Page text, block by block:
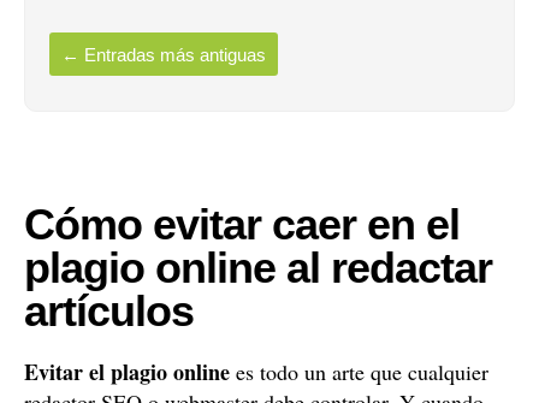
← Entradas más antiguas
Cómo evitar caer en el
plagio online al redactar
artículos
Evitar el plagio online es todo un arte que cualquier